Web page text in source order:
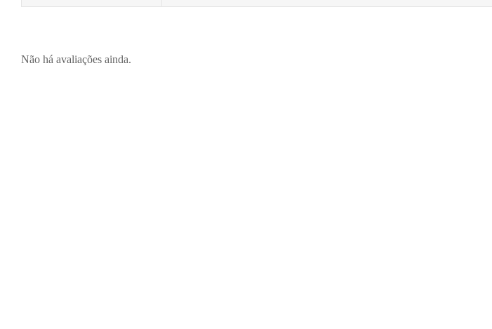
Não há avaliações ainda.